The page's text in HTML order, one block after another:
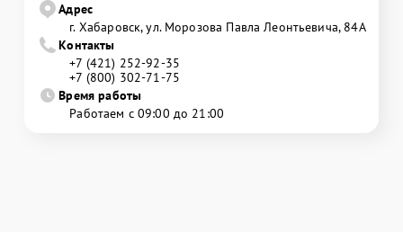
Адрес
г. Хабаровск, ул. Морозова Павла Леонтьевича, 84А
Контакты
+7 (421) 252-92-35
+7 (800) 302-71-75
Время работы
Работаем с 09:00 до 21:00